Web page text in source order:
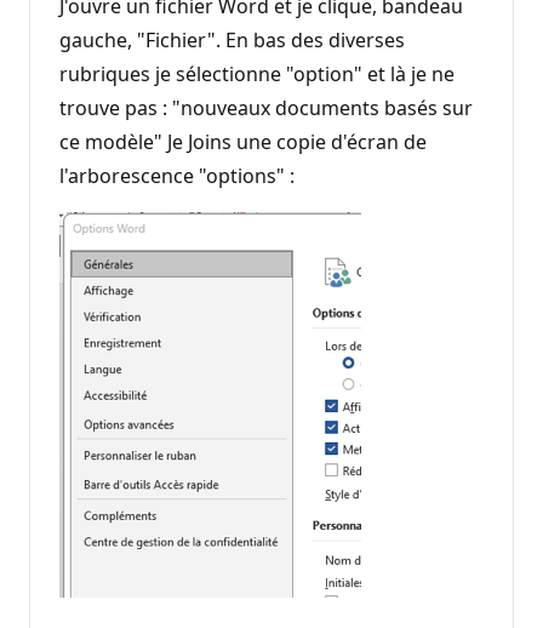
J'ouvre un fichier Word et je clique, bandeau
gauche, "Fichier". En bas des diverses
rubriques je sélectionne "option" et là je ne
trouve pas : "nouveaux documents basés sur
ce modèle" Je Joins une copie d'écran de
l'arborescence "options" :